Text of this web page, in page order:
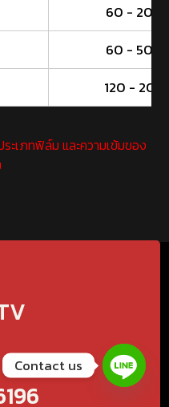
60 - 200
60 - 500
120 - 200
เภทฟิล์ม และความเข้มของ
Contact us